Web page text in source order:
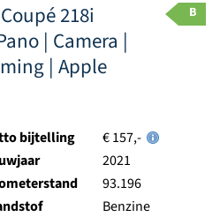
218i
| Camera |
| Apple
B
bijtelling
€ 157,-
2021
93.196
Benzine